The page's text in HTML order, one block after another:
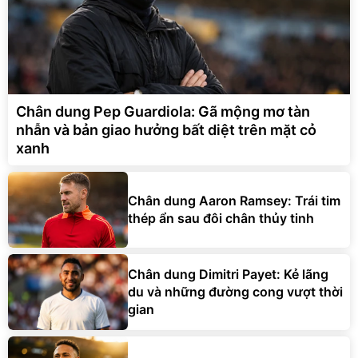
Chân dung Pep Guardiola: Gã mộng mơ tàn
nhẫn và bản giao hưởng bất diệt trên mặt cỏ
xanh
Chân dung Aaron Ramsey: Trái tim
thép ẩn sau đôi chân thủy tinh
Chân dung Dimitri Payet: Kẻ lãng
du và những đường cong vượt thời
gian